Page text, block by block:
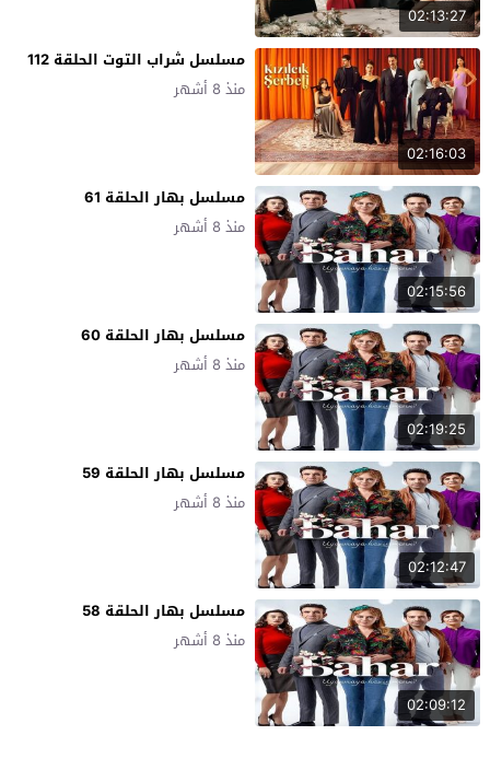
02:13:27
02:16:03
مسلسل شراب التوت الحلقة 112
منذ 8 أشهر
02:15:56
مسلسل بهار الحلقة 61
منذ 8 أشهر
02:19:25
مسلسل بهار الحلقة 60
منذ 8 أشهر
02:12:47
مسلسل بهار الحلقة 59
منذ 8 أشهر
02:09:12
مسلسل بهار الحلقة 58
منذ 8 أشهر